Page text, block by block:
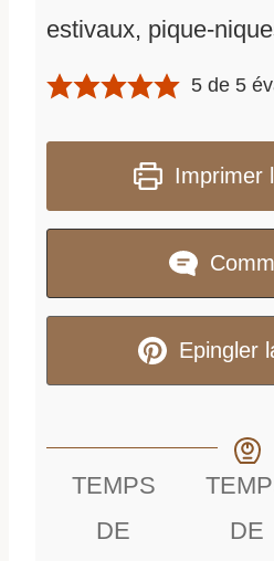
estivaux, pique-
5 de 5
Imprimer
Epingler
TEMPS
DE
DE